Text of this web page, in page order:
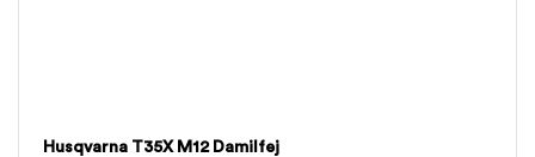
Husqvarna T35X M12 Damilfej